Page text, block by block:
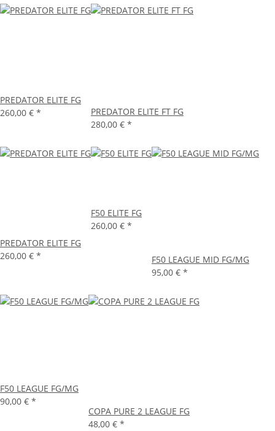
PREDATOR ELITE FG
260,00 € *
PREDATOR ELITE FT FG
280,00 € *
PREDATOR ELITE FG
260,00 € *
F50 ELITE FG
260,00 € *
F50 LEAGUE MID FG/MG
95,00 € *
F50 LEAGUE FG/MG
90,00 € *
COPA PURE 2 LEAGUE FG
48,00 € *